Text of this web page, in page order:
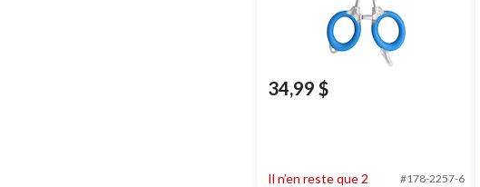
34,99 $
Il n’en reste que 2 #178-2257-6